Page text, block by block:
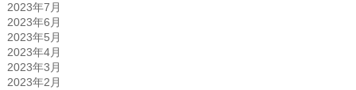
2023年7月
2023年6月
2023年5月
2023年4月
2023年3月
2023年2月